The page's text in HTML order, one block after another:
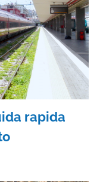
rapida